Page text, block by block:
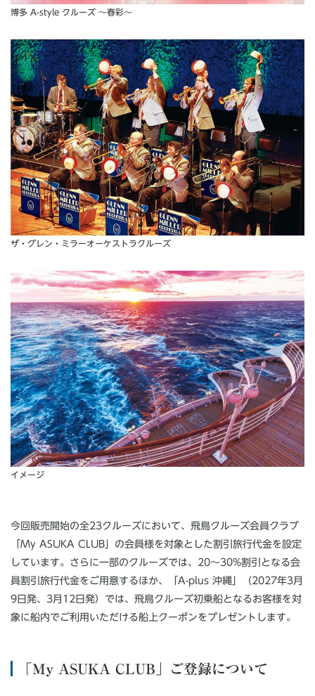
博多 A-style クルーズ ～春彩～
ザ・グレン・ミラーオーケストラクルーズ
イメージ
今回販売開始の全23クルーズにおいて、飛鳥クルーズ会員クラブ
「My ASUKA CLUB」の会員様を対象とした割引旅行代金を設定
しています。さらに一部のクルーズでは、20～30%割引となる会
員割引旅行代金をご用意するほか、「A-plus 沖縄」（2027年3月
9日発、3月12日発）では、飛鳥クルーズ初乗船となるお客様を対
象に船内でご利用いただける船上クーポンをプレゼントします。
「My ASUKA CLUB」ご登録について